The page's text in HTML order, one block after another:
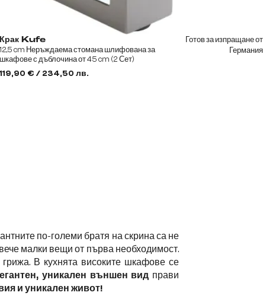
Крак Kufe
12,5 cm Неръждаема стомана шлифована за
шкафове с дъблочина от 45 cm (2 Сет)
119,90 € / 234,50 лв.
Готов за изпращане от
Германия
по-големи братя на скрина са не
малки вещи от първа необходимост.
В кухнята високите шкафове се
уникален външен вид прави
и уникален живот!